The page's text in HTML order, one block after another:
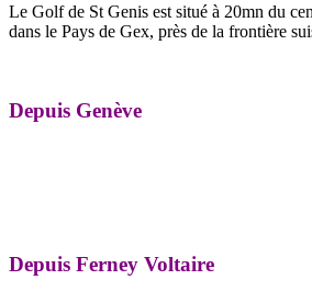
Le Golf de St Genis est situé à 20mn du
dans le Pays de Gex, près de la frontière
Depuis Genève
Depuis Ferney Voltaire